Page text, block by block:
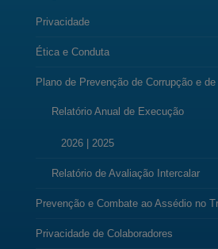
Privacidade
Ética e Conduta
Plano de Prevenção de Corrupção e
Relatório Anual de Execução
2026| 2025
Relatório de Avaliação Intercalar
Prevenção e Combate ao Assédio no
Privacidade de Colaboradores